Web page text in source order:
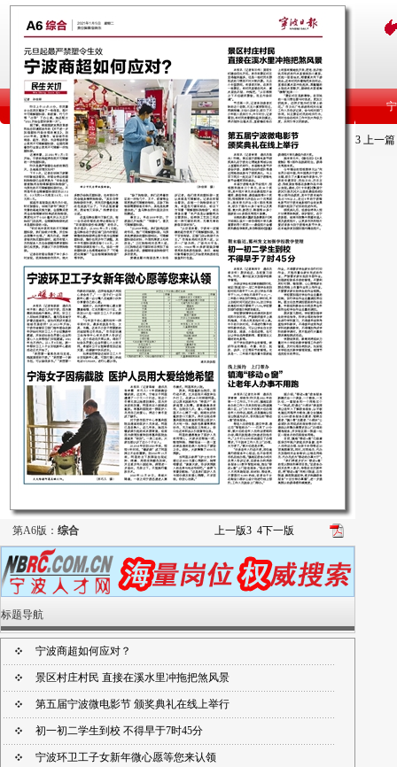
第A6版： 综合 上一版3 4下一版
标题导航
宁波商超如何应对？
景区村庄村民 直接在溪水里冲拖把煞风景
第五届宁波微电影节 颁奖典礼在线上举行
初一初二学生到校 不得早于7时45分
宁波环卫工子女新年微心愿等您来认领
3 上一篇